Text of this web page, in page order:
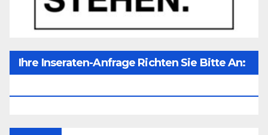
Ihre Inseraten-Anfrage Richten Sie Bitte An: